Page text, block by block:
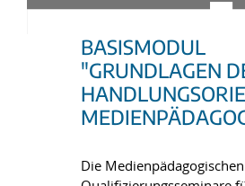
BASISMODUL
"GRUNDLAGEN
Die Medienpädagogischen